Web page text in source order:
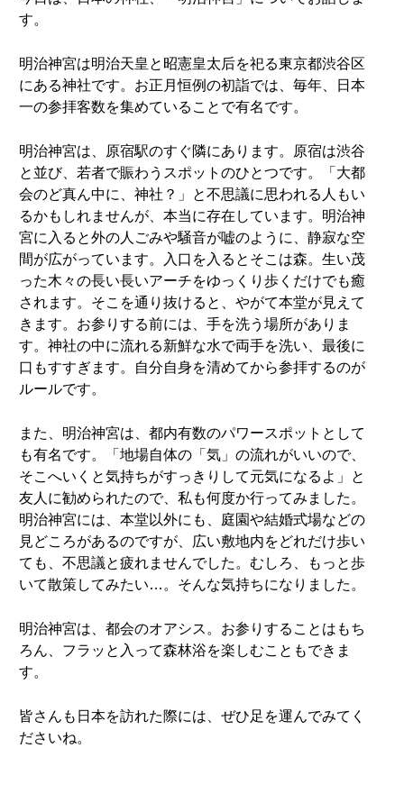
す。
明治神宮は明治天皇と昭憲皇太后を祀る東京都渋谷区
にある神社です。お正月恒例の初詣では、毎年、日本
一の参拝客数を集めていることで有名です。
明治神宮は、原宿駅のすぐ隣にあります。原宿は渋谷
と並び、若者で賑わうスポットのひとつです。「大都
会のど真ん中に、神社？」と不思議に思われる人もい
るかもしれませんが、本当に存在しています。明治神
宮に入ると外の人ごみや騒音が嘘のように、静寂な空
間が広がっています。入口を入るとそこは森。生い茂
った木々の長い長いアーチをゆっくり歩くだけでも癒
されます。そこを通り抜けると、やがて本堂が見えて
きます。お参りする前には、手を洗う場所がありま
す。神社の中に流れる新鮮な水で両手を洗い、最後に
口もすすぎます。自分自身を清めてから参拝するのが
ルールです。
また、明治神宮は、都内有数のパワースポットとして
も有名です。「地場自体の「気」の流れがいいので、
そこへいくと気持ちがすっきりして元気になるよ」と
友人に勧められたので、私も何度か行ってみました。
明治神宮には、本堂以外にも、庭園や結婚式場などの
見どころがあるのですが、広い敷地内をどれだけ歩い
ても、不思議と疲れませんでした。むしろ、もっと歩
いて散策してみたい…。そんな気持ちになりました。
明治神宮は、都会のオアシス。お参りすることはもち
ろん、フラッと入って森林浴を楽しむこともできま
す。
皆さんも日本を訪れた際には、ぜひ足を運んでみてく
ださいね。